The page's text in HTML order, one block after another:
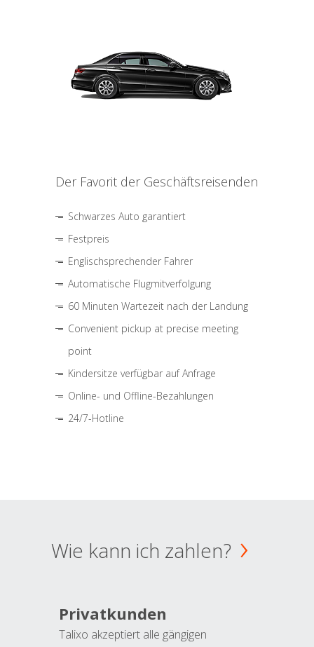
Der Favorit der Geschäftsreisenden
Schwarzes Auto garantiert
Festpreis
Englischsprechender Fahrer
Automatische Flugmitverfolgung
60 Minuten Wartezeit nach der Landung
Convenient pickup at precise meeting
point
Kindersitze verfügbar auf Anfrage
Online- und Offline-Bezahlungen
24/7-Hotline
Wie kann ich zahlen?
Privatkunden
Talixo akzeptiert alle gängigen